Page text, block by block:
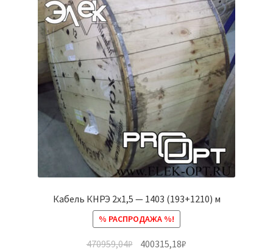
Кабель КНРЭ 2х1,5 — 1403 (193+1210) м
% РАСПРОДАЖА %!
470959,04₽ 400315,18₽